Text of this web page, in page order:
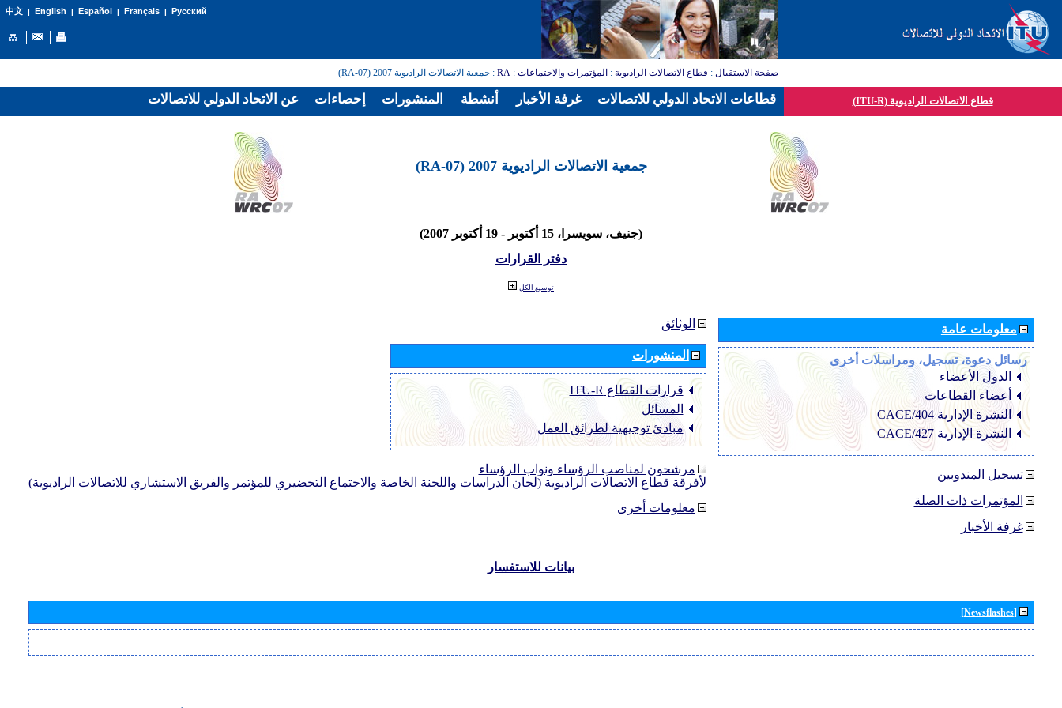
中文| English | Español | Français| Русский
صفحة الاستقبال: قطاع الاتصالات الراديوية: المؤتمرات والاجتماعات:
RA: جمعية الاتصالات الراديوية 2007 (RA-07)
قطاع الاتصالات الراديوية (ITU-R)
جمعية الاتصالات الراديوية 2007 (RA-07)
(جنيف، سويسرا، 15 أكتوبر - 19 أكتوبر 2007)
دفتر القرارات
توسيع الكل
الوثائق
المنشورات
قرارات القطاع ‏ITU-R
المسائل
مبادئ توجيهية لطرائق العمل
مرشحون لمناصب الرؤساء ونواب الرؤساء
لأفرقة قطاع الاتصالات الراديوية (لجان الدراسات واللجنة الخاصة والاجتماع التحضيري للمؤتمر والفريق الاستشاري للاتصالات الراديوية)
معلومات أخرى
معلومات عامة
رسائل دعوة، تسجيل، ومراسلات أخرى
الدول الأعضاء
أعضاء القطاعات
النشرة الإدارية CACE/404
النشرة الإدارية CACE/427
تسجيل المندوبين
المؤتمرات ذات الصلة
غرفة الأخبار
بيانات للاستفسار
[Newsflashes]
عن الاتحاد الدولي للاتصالات إحصاءات المنشورات أنشطة غرفة الأخبار قطاعات الاتحاد الدولي للاتصالات